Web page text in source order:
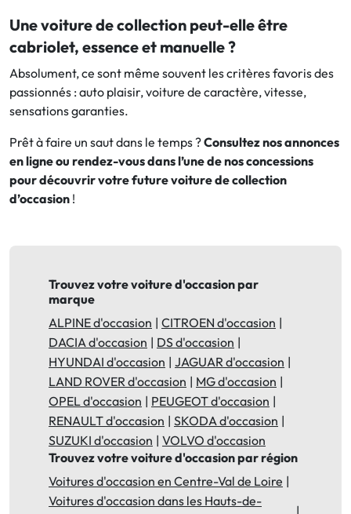
Une voiture de collection peut-elle être
cabriolet, essence et manuelle ?
Absolument, ce sont même souvent les critères favoris des
passionnés : auto plaisir, voiture de caractère, vitesse,
sensations garanties.
Prêt à faire un saut dans le temps ?Consultez nos annonces
en ligne ou rendez-vous dans l’une de nos concessions
pour découvrir votre future voiture de collection
d’occasion !
Trouvez votre voiture d'occasion par
marque
ALPINE d'occasion
CITROEN d'occasion
DACIA d'occasion
DS d'occasion
HYUNDAI d'occasion
JAGUAR d'occasion
LAND ROVER d'occasion
MG d'occasion
OPEL d'occasion
PEUGEOT d'occasion
RENAULT d'occasion
SKODA d'occasion
SUZUKI d'occasion
VOLVO d'occasion
Trouvez votre voiture d'occasion par région
Voitures d'occasion en Centre-Val de Loire
Voitures d'occasion dans les Hauts-de-